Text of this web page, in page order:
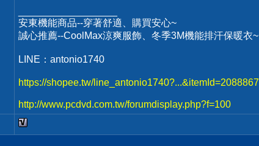
安東機能商品--穿著舒適、購買安心~
誠心推薦--CoolMax涼爽服飾、冬季3M機能排汗保暖衣~
LINE：antonio1740
https://shopee.tw/line_antonio1740?...&itemId=2088867
http://www.pcdvd.com.tw/forumdisplay.php?f=100